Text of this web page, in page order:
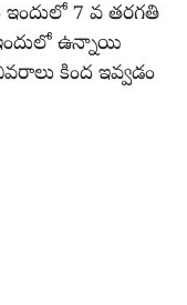
ఇందులో 7 వ తరగతి
ఇందులో ఉన్నాయి
కింద ఇవ్వడం